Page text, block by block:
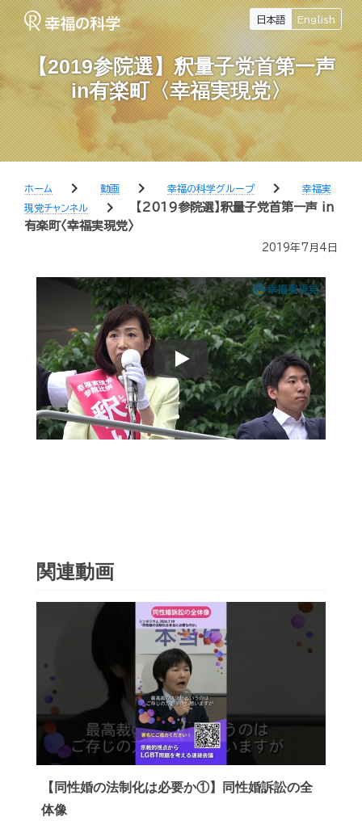
日本語 English
【2019参院選】釈量子党首第一声
in有楽町〈幸福実現党〉
ホーム chevron_right 動画 chevron_right 幸福の科学グループ chevron_right
幸福実
現党チャンネル
chevron_right
【2019参院選】釈量子党首第一声 in
有楽町〈幸福実現党〉
2019年7月4日
Play
関連動画
【同性婚の法制化は必要か①】同性婚訴訟の全
体像